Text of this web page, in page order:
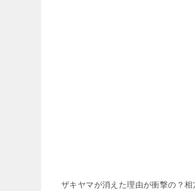
ザキヤマが消えた理由が衝撃の？